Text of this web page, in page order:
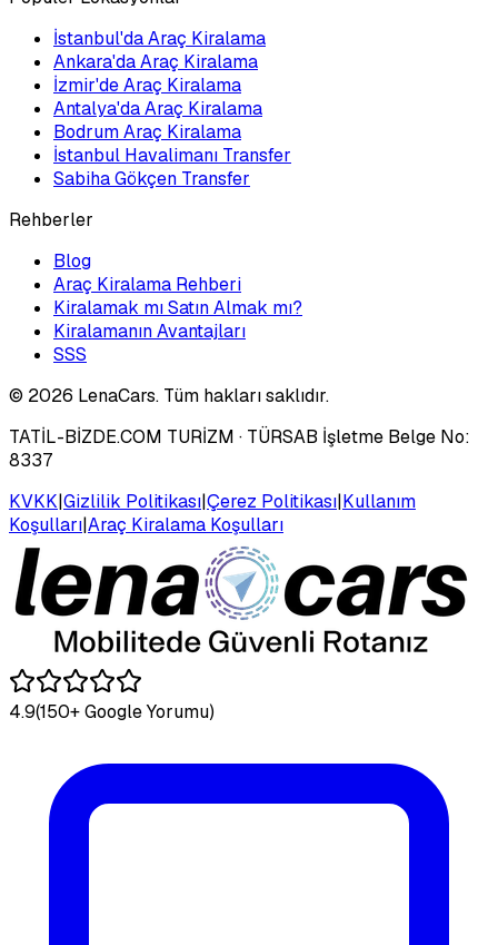
İstanbul'da Araç Kiralama
Ankara'da Araç Kiralama
İzmir'de Araç Kiralama
Antalya'da Araç Kiralama
Bodrum Araç Kiralama
İstanbul Havalimanı Transfer
Sabiha Gökçen Transfer
Rehberler
Blog
Araç Kiralama Rehberi
Kiralamak mı Satın Almak mı?
Kiralamanın Avantajları
SSS
© 2026 LenaCars. Tüm hakları saklıdır.
TATİL-BİZDE.COM TURİZM · TÜRSAB İşletme Belge No:
8337
KVKK|Gizlilik Politikası|Çerez Politikası|Kullanım
Koşulları|Araç Kiralama Koşulları
4.9(150+ Google Yorumu)